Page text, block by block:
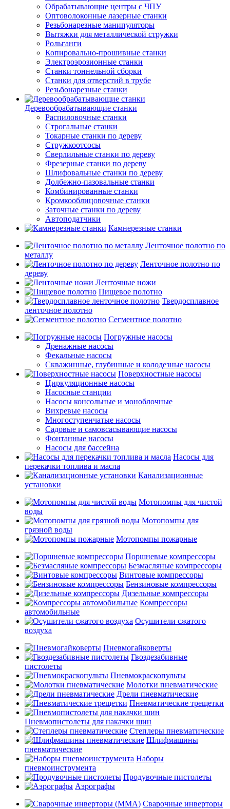
Обрабатывающие центры с ЧПУ
Оптоволоконные лазерные станки
Резьбонарезные манипуляторы
Вытяжки для металлической стружки
Рольганги
Копировально-прошивные станки
Электроэрозионные станки
Станки тоннельной сборки
Станки для отверстий в трубе
Резьбонарезные станки
Деревообрабатывающие станки
Распиловочные станки
Строгальные станки
Токарные станки по дереву
Стружкоотсосы
Сверлильные станки по дереву
Фрезерные станки по дереву
Шлифовальные станки по дереву
Долбежно-пазовальные станки
Комбинированные станки
Кромкооблицовочные станки
Заточные станки по дереву
Автоподатчики
Камнерезные станки
Ленточное полотно по
металлу
Ленточное полотно по
дереву
Ленточные ножи
Пищевое полотно
Твердосплавное
ленточное полотно
Сегментное полотно
Погружные насосы
Дренажные насосы
Фекальные насосы
Скважинные, глубинные и колодезные насосы
Поверхностные насосы
Циркуляционные насосы
Насосные станции
Насосы консольные и моноблочные
Вихревые насосы
Многоступенчатые насосы
Садовые и самовсасывающие насосы
Фонтанные насосы
Насосы для бассейна
Насосы для
перекачки топлива и масла
Канализационные
установки
Мотопомпы для чистой
воды
Мотопомпы для
грязной воды
Мотопомпы пожарные
Поршневые компрессоры
Безмасляные компрессоры
Винтовые компрессоры
Бензиновые компрессоры
Дизельные компрессоры
Компрессоры
автомобильные
Осушители сжатого
воздуха
Пневмогайковерты
Гвоздезабивные
пистолеты
Пневмокраскопульты
Молотки пневматические
Дрели пневматические
Пневматические трещетки
Пневмопистолеты для накачки шин
Степлеры пневматические
Шлифмашины
пневматические
Наборы
пневмоинструмента
Продувочные пистолеты
Аэрографы
Сварочные инверторы